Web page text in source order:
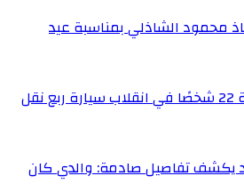
محمود الشاذلي بمناسبة عيد
مصرع سيدة وإصابة 22 شخصًا في انقلاب سيارة ربع نقل
يكشف تفاصيل صادمة: والدي كان